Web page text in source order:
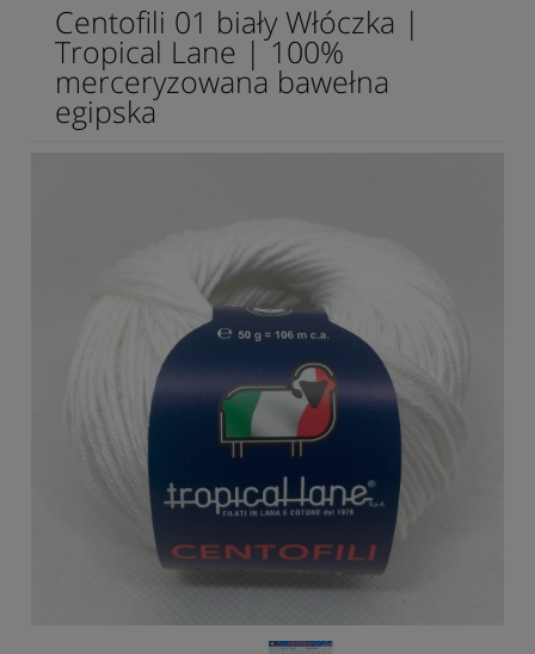
Centofili 01 biały Włóczka |
Tropical Lane | 100%
merceryzowana bawełna
egipska